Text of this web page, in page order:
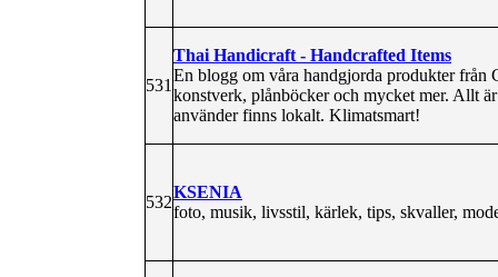
531
Thai Handicraft - Handcrafted Items
En blogg om våra handgjorda produkter från
konstverk, plånböcker och mycket mer. Allt
använder finns lokalt. Klimatsmart!
532
KSENIA
foto, musik, livsstil, kärlek, tips, skvaller,